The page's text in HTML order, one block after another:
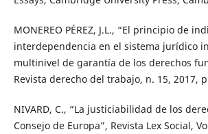
MONEREO PÉREZ, J.L., “El principio de
interdependencia en el sistema jurídico
multinivel de garantía de los derechos
Revista derecho del trabajo, n. 15, 2017,
NIVARD, C., “La justiciabilidad de los
Consejo de Europa”, Revista Lex Social,